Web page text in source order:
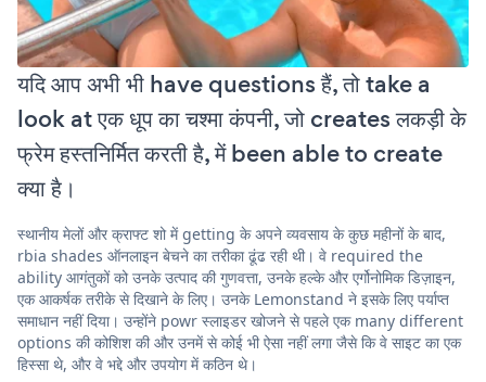
यदि आप अभी भी have questions हैं, तो take a
look at एक धूप का चश्मा कंपनी, जो creates लकड़ी के
फ्रेम हस्तनिर्मित करती है, में been able to create
क्या है।
स्थानीय मेलों और क्राफ्ट शो में getting के अपने व्यवसाय के कुछ महीनों के बाद,
rbia shades ऑनलाइन बेचने का तरीका ढूंढ रही थी। वे required the
ability आगंतुकों को उनके उत्पाद की गुणवत्ता, उनके हल्के और एर्गोनोमिक डिज़ाइन,
एक आकर्षक तरीके से दिखाने के लिए। उनके Lemonstand ने इसके लिए पर्याप्त
समाधान नहीं दिया। उन्होंने powr स्लाइडर खोजने से पहले एक many different
options की कोशिश की और उनमें से कोई भी ऐसा नहीं लगा जैसे कि वे साइट का एक
हिस्सा थे, और वे भद्दे और उपयोग में कठिन थे।